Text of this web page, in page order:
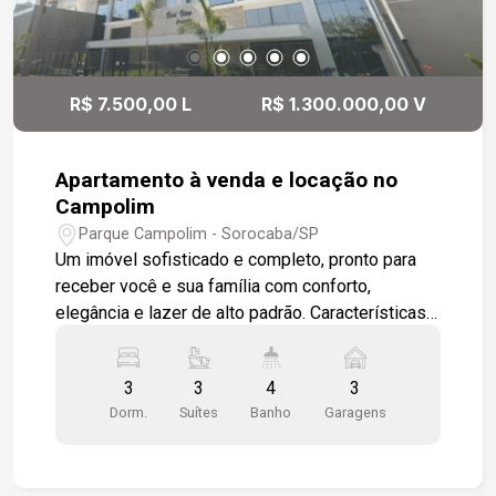
R$ 7.500,00 L R$ 1.300.000,00 V
Apartamento à venda e locação no
Campolim
Parque Campolim - Sorocaba/SP
Um imóvel sofisticado e completo, pronto para
receber você e sua família com conforto,
elegância e lazer de alto padrão. Características
com piso em porcelanato esmaltado, forro em
gesso e luminárias em LED. - Painel de TV em
madeira ripada e acesso direto à varanda
3
Dorm.
3
Suítes
4
Banho
3
Garagens